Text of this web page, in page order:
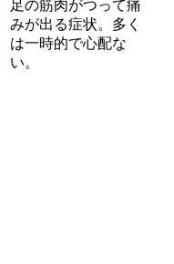
足の筋肉がつって痛
みが出る症状。多く
は一時的で心配な
い。